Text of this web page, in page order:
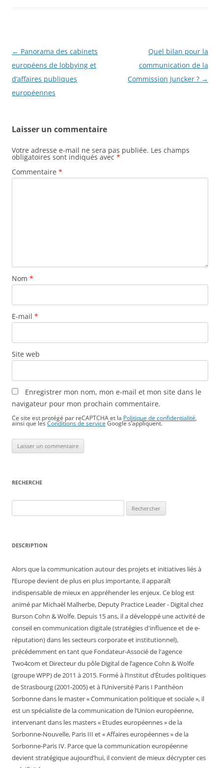
Navigation
des
articles
← Panorama des cabinets
européens de lobbying et
d’affaires publiques
européennes
Quel bilan pour la
communication de la
Commission Juncker ? →
Laisser un commentaire
Votre adresse e-mail ne sera pas publiée. Les champs
obligatoires sont indiqués avec *
Commentaire *
Nom *
E-mail *
Site web
Enregistrer mon nom, mon e-mail et mon site dans le
navigateur pour mon prochain commentaire.
Ce site est protégé par reCAPTCHA et la Politique de confidentialité
ainsi que lesConditions de service Google s’appliquent.
RECHERCHE
DESCRIPTION
Alors que la communication autour des projets et initiatives liés à
l’Europe devient de plus en plus importante, il apparaît
indispensable de mieux en appréhender les enjeux. Ce blog est
animé par Michaël Malherbe, Deputy Practice Leader - Digital chez
Burson Cohn & Wolfe. Depuis 15 ans, il a développé une activité de
conseil en communication digitale (stratégies d'influence et de e-
réputation) dans les secteurs corporate et institutionnel),
précédemment en tant que Fondateur-Associé de l'agence
Two4com et Directeur du pôle Digital de l’agence Cohn & Wolfe
(groupe WPP) de 2011 à 2015. Formé à l’Institut d’Études politiques
de Strasbourg (2001-2005) et à l’Université Paris I Panthéon
Sorbonne dans le master « Communication politique et sociale », il
est un spécialiste de la communication de l’Union européenne,
intervenant dans les masters « Etudes européennes » de la
Sorbonne-Nouvelle, Paris III et « Affaires européennes » de la
Sorbonne-Paris IV. Parce que la communication européenne
devient stratégique aujourd’hui, il convient de mieux décrypter ces